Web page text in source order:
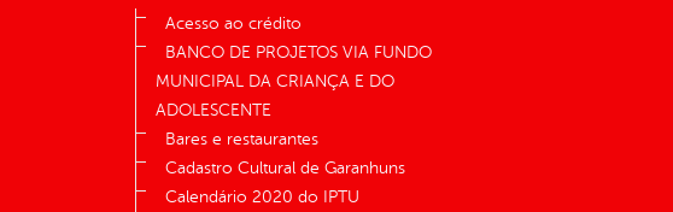
Acesso ao crédito
BANCO DE PROJETOS VIA FUNDO
MUNICIPAL DA CRIANÇA E DO
ADOLESCENTE
Bares e restaurantes
Cadastro Cultural de Garanhuns
Calendário 2020 do IPTU